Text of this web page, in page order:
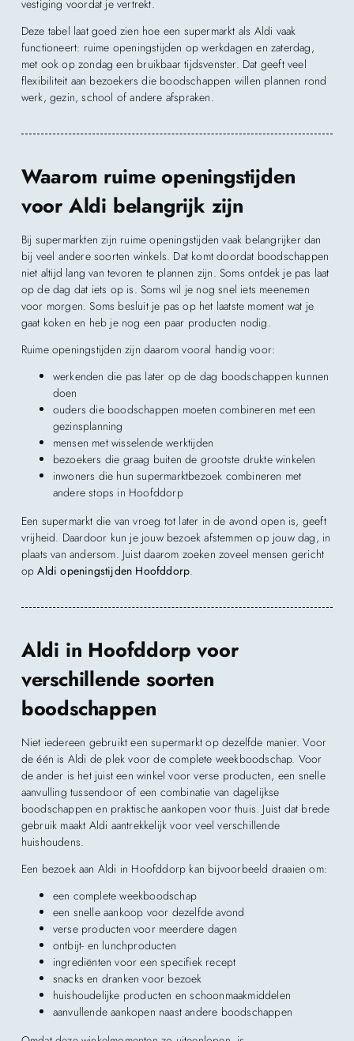
vestiging voordat je vertrekt.
Deze tabel laat goed zien hoe een supermarkt als Aldi vaak
functioneert: ruime openingstijden op werkdagen en zaterdag,
met ook op zondag een bruikbaar tijdsvenster. Dat geeft veel
flexibiliteit aan bezoekers die boodschappen willen plannen rond
werk, gezin, school of andere afspraken.
Waarom ruime openingstijden
voor Aldi belangrijk zijn
Bij supermarkten zijn ruime openingstijden vaak belangrijker dan
bij veel andere soorten winkels. Dat komt doordat boodschappen
niet altijd lang van tevoren te plannen zijn. Soms ontdek je pas laat
op de dag dat iets op is. Soms wil je nog snel iets meenemen
voor morgen. Soms besluit je pas op het laatste moment wat je
gaat koken en heb je nog een paar producten nodig.
Ruime openingstijden zijn daarom vooral handig voor:
werkenden die pas later op de dag boodschappen kunnen
doen
ouders die boodschappen moeten combineren met een
gezinsplanning
mensen met wisselende werktijden
bezoekers die graag buiten de grootste drukte winkelen
inwoners die hun supermarktbezoek combineren met
andere stops in Hoofddorp
Een supermarkt die van vroeg tot later in de avond open is, geeft
vrijheid. Daardoor kun je jouw bezoek afstemmen op jouw dag, in
plaats van andersom. Juist daarom zoeken zoveel mensen gericht
opAldi openingstijden Hoofddorp.
Aldi in Hoofddorp voor
verschillende soorten
boodschappen
Niet iedereen gebruikt een supermarkt op dezelfde manier. Voor
de één is Aldi de plek voor de complete weekboodschap. Voor
de ander is het juist een winkel voor verse producten, een snelle
aanvulling tussendoor of een combinatie van dagelijkse
boodschappen en praktische aankopen voor thuis. Juist dat brede
gebruik maakt Aldi aantrekkelijk voor veel verschillende
huishoudens.
Een bezoek aan Aldi in Hoofddorp kan bijvoorbeeld draaien om:
een complete weekboodschap
een snelle aankoop voor dezelfde avond
verse producten voor meerdere dagen
ontbijt- en lunchproducten
ingrediënten voor een specifiek recept
snacks en dranken voor bezoek
huishoudelijke producten en schoonmaakmiddelen
aanvullende aankopen naast andere boodschappen